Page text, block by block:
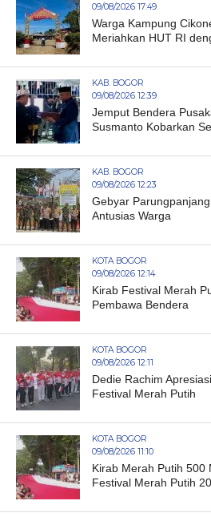
09/08/2026 17:49
Warga Kampung
Meriahkan HUT RI
KAB. BOGOR
09/08/2026 12:39
Jemput Bendera
Susmanto Kobarkan
KAB. BOGOR
09/08/2026 12:23
Gebyar
Antusias Warga
KOTA BOGOR
09/08/2026 12:14
Kirab Festival Merah
Pembawa Bendera
KOTA BOGOR
09/08/2026 12:11
Dedie Rachim
Festival Merah Putih
KOTA BOGOR
09/08/2026 11:10
Kirab Merah Putih 500
Festival Merah Putih